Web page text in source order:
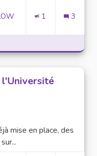
1 3
l'Université
mise en place, des